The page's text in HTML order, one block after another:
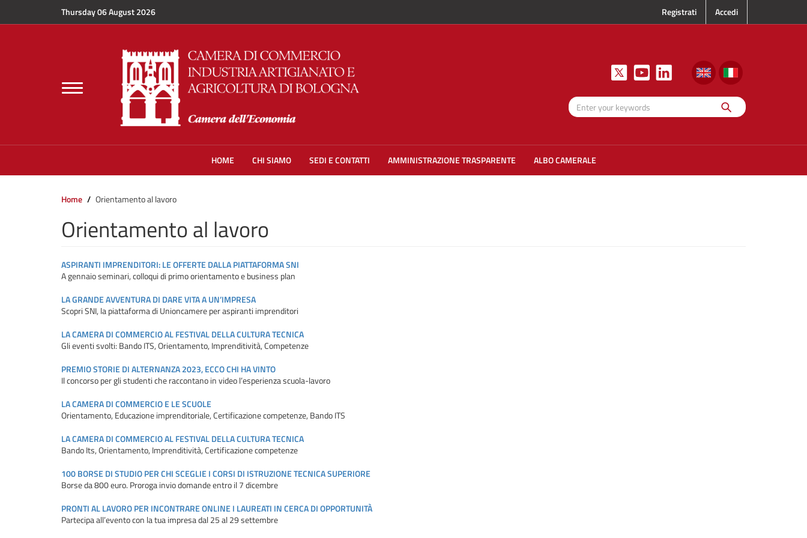
Thursday 06 August 2026 Registrati Accedi
Toggle
navigation
Search
HOME CHI SIAMO SEDI E CONTATTI AMMINISTRAZIONE TRASPARENTE ALBO CAMERALE
Home Orientamento al lavoro
Orientamento al lavoro
ASPIRANTI IMPRENDITORI: LE OFFERTE DALLA PIATTAFORMA SNI
A gennaio seminari, colloqui di primo orientamento e business plan
LA GRANDE AVVENTURA DI DARE VITA A UN’IMPRESA
Scopri SNI, la piattaforma di Unioncamere per aspiranti imprenditori
LA CAMERA DI COMMERCIO AL FESTIVAL DELLA CULTURA TECNICA
Gli eventi svolti: Bando ITS, Orientamento, Imprenditività, Competenze
PREMIO STORIE DI ALTERNANZA 2023, ECCO CHI HA VINTO
Il concorso per gli studenti che raccontano in video l’esperienza scuola-lavoro
LA CAMERA DI COMMERCIO E LE SCUOLE
Orientamento, Educazione imprenditoriale, Certificazione competenze, Bando ITS
LA CAMERA DI COMMERCIO AL FESTIVAL DELLA CULTURA TECNICA
Bando Its, Orientamento, Imprenditività, Certificazione competenze
100 BORSE DI STUDIO PER CHI SCEGLIE I CORSI DI ISTRUZIONE TECNICA SUPERIORE
Borse da 800 euro. Proroga invio domande entro il 7 dicembre
PRONTI AL LAVORO PER INCONTRARE ONLINE I LAUREATI IN CERCA DI OPPORTUNITÀ
Partecipa all’evento con la tua impresa dal 25 al 29 settembre